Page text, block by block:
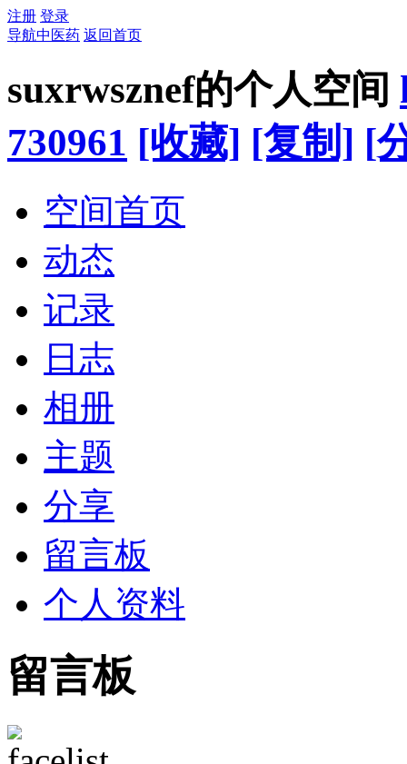
注册 登录
导航中医药 返回首页
suxrwsznef的个人空间
730961 [收藏] [复制] [
空间首页
动态
记录
日志
相册
主题
分享
留言板
个人资料
留言板